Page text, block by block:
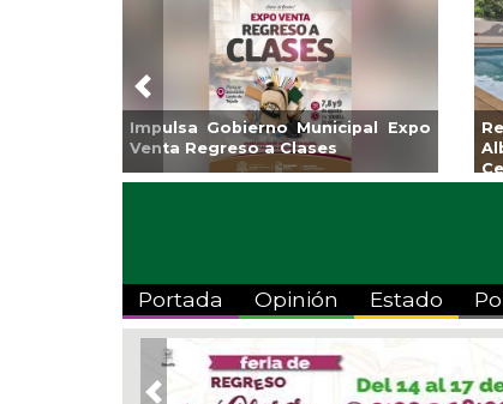
Ayuntamiento de Veracruz
de Artes “Escena
Aplicará CMAS el
Tandeo durante
Previous
Portada Opinión Estado